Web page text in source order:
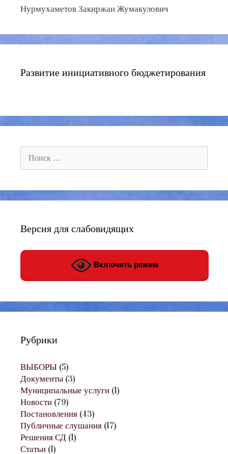
Нурмухаметов Закиржан Жумакулович
Развитие инициативного бюджетирования
Поиск:
Версия для слабовидящих
Включить режим
Рубрики
ВЫБОРЫ (5)
Документы (3)
Муниципальные услуги (1)
Новости (79)
Постановления (43)
Публичные слушания (17)
Решения СД (1)
Статьи (1)